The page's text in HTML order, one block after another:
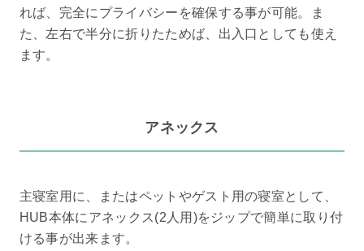
れば、完全にプライバシーを確保する事が可能。ま
た、左右で半分に折りたためば、出入口としても使え
ます。
アネックス
主寝室用に、またはペットやゲスト用の寝室として、
HUB本体にアネックス(2人用)をジップで簡単に取り付
ける事が出来ます。